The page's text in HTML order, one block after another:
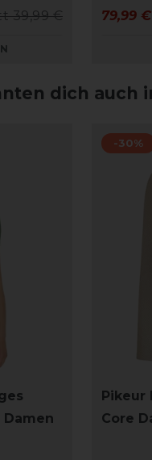
39,99 € 79,99
dich auch
Damen
-30%
Pikeur
Core